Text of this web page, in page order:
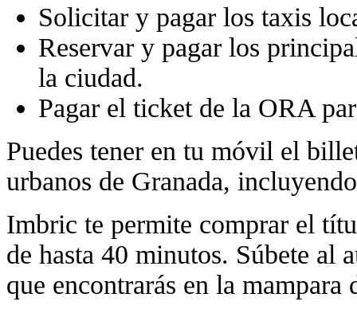
Solicitar y pagar los taxis
Reservar y pagar los
la ciudad.
Pagar el ticket de la ORA
Puedes tener en tu móvil el
urbanos de Granada,
Imbric te permite comprar el
de hasta 40 minutos. Súbete al
que encontrarás en la mampara